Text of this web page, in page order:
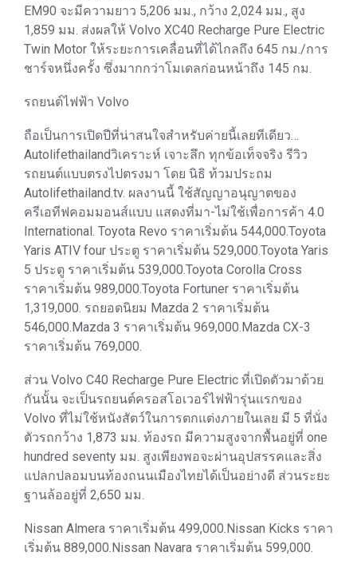
EM90 จะมีความยาว 5,206 มม., กว้าง 2,024 มม., สูง
1,859 มม. ส่งผลให้ Volvo XC40 Recharge Pure Electric
Twin Motor ให้ระยะการเคลื่อนที่ได้ไกลถึง 645 กม./การ
ชาร์จหนึ่งครั้ง ซึ่งมากกว่าโมเดลก่อนหน้าถึง 145 กม.
รถยนต์ไฟฟ้า Volvo
ถือเป็นการเปิดปีที่น่าสนใจสำหรับค่ายนี้เลยทีเดียว…
Autolifethailandวิเคราะห์ เจาะลึก ทุกข้อเท็จจริง รีวิว
รถยนต์แบบตรงไปตรงมา โดย นิธิ ท้วมประถม
Autolifethailand.tv. ผลงานนี้ ใช้สัญญาอนุญาตของ
ครีเอทีฟคอมมอนส์แบบ แสดงที่มา-ไม่ใช้เพื่อการค้า 4.0
International. Toyota Revo ราคาเริ่มต้น 544,000.Toyota
Yaris ATIV four ประตู ราคาเริ่มต้น 529,000.Toyota Yaris
5 ประตู ราคาเริ่มต้น 539,000.Toyota Corolla Cross
ราคาเริ่มต้น 989,000.Toyota Fortuner ราคาเริ่มต้น
1,319,000. รถยอดนิยม Mazda 2 ราคาเริ่มต้น
546,000.Mazda 3 ราคาเริ่มต้น 969,000.Mazda CX-3
ราคาเริ่มต้น 769,000.
ส่วน Volvo C40 Recharge Pure Electric ที่เปิดตัวมาด้วย
กันนั้น จะเป็นรถยนต์ครอสโอเวอร์ไฟฟ้ารุ่นแรกของ
Volvo ที่ไม่ใช้หนังสัตว์ในการตกแต่งภายในเลย มี 5 ที่นั่ง
ตัวรถกว้าง 1,873 มม. ท้องรถ มีความสูงจากพื้นอยู่ที่ one
hundred seventy มม. สูงเพียงพอจะผ่านอุปสรรคและสิ่ง
แปลกปลอมบนท้องถนนเมืองไทยได้เป็นอย่างดี ส่วนระยะ
ฐานล้ออยู่ที่ 2,650 มม.
Nissan Almera ราคาเริ่มต้น 499,000.Nissan Kicks ราคา
เริ่มต้น 889,000.Nissan Navara ราคาเริ่มต้น 599,000.